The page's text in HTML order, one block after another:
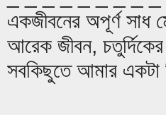
একজীবনের অপূর্ণ সাধ
আরেক জীবন, চতুর্দিকের
সবকিছুতে আমার একটা